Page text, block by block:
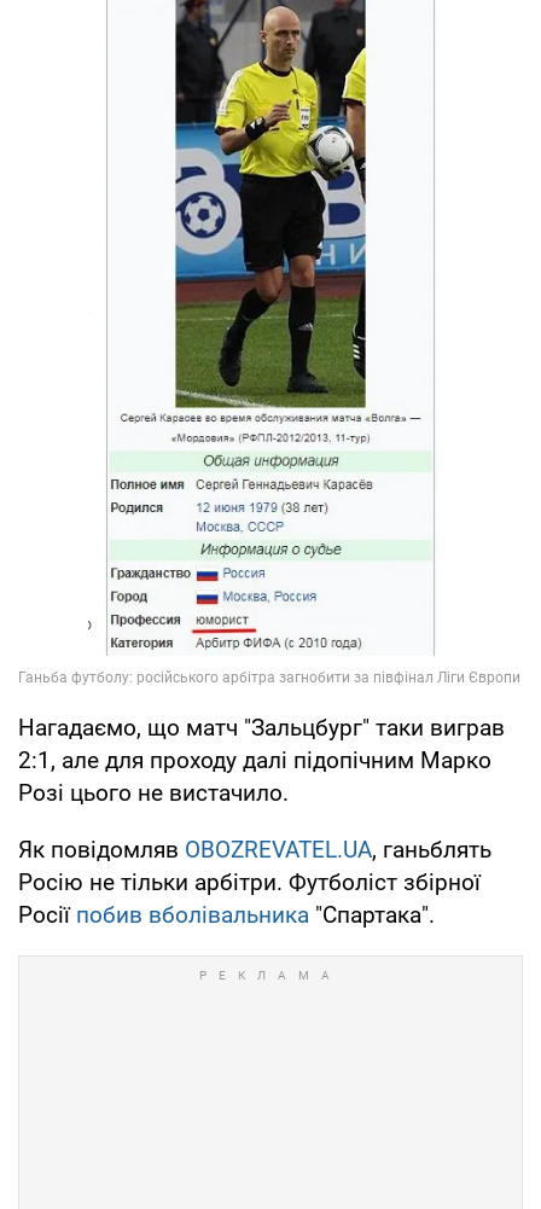
Нагадаємо, що матч "Зальцбург" таки виграв
2:1, але для проходу далі підопічним Марко
Розі цього не вистачило.
Як повідомляв OBOZREVATEL.UA, ганьблять
Росію не тільки арбітри. Футболіст збірної
Росії побив вболівальника "Спартака".